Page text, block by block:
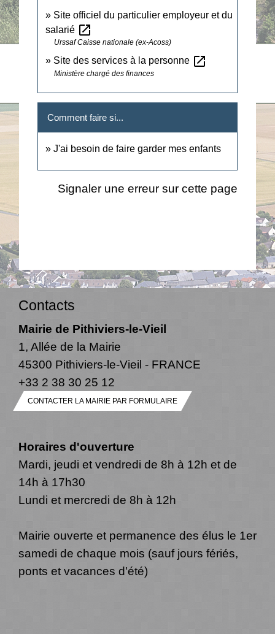
Site officiel du particulier employeur et du
salarié open_in_new
Urssaf Caisse nationale (ex-Acoss)
Site des services à la personne open_in_new
Ministère chargé des finances
Comment faire si...
J'ai besoin de faire garder mes enfants
Signaler une erreur sur cette page
Contacts
Mairie de Pithiviers-le-Vieil
1, Allée de la Mairie
45300 Pithiviers-le-Vieil - FRANCE
+33 2 38 30 25 12
CONTACTER LA MAIRIE PAR FORMULAIRE
Horaires d'ouverture
Mardi, jeudi et vendredi de 8h à 12h et de
14h à 17h30
Lundi et mercredi de 8h à 12h
Mairie ouverte et permanence des élus le 1er
samedi de chaque mois (sauf jours fériés,
ponts et vacances d'été)